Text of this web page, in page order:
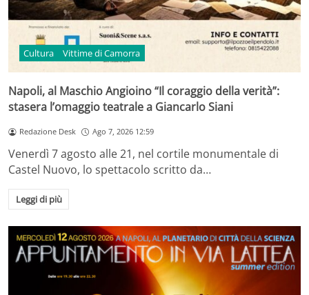
Cultura Vittime di Camorra
Napoli, al Maschio Angioino “Il coraggio della verità”:
stasera l’omaggio teatrale a Giancarlo Siani
Redazione Desk Ago 7, 2026 12:59
Venerdì 7 agosto alle 21, nel cortile monumentale di
Castel Nuovo, lo spettacolo scritto da…
Leggi di più